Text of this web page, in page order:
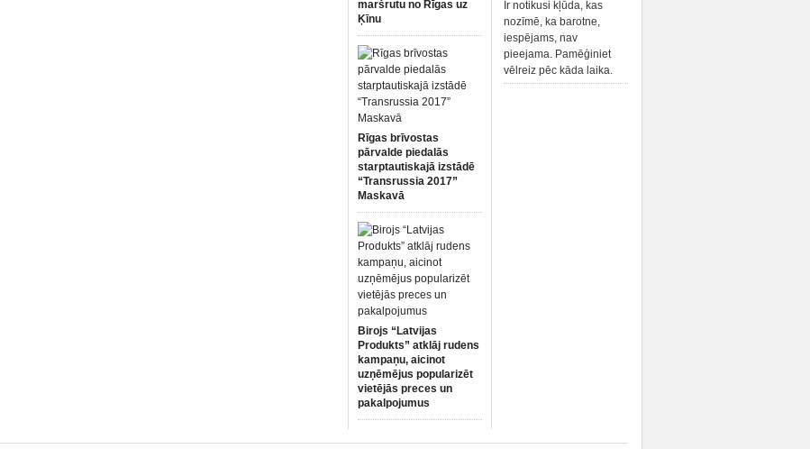
maršrutu no Rīgas uz
Ķīnu
Rīgas brīvostas
pārvalde piedalās
starptautiskajā izstādē
“Transrussia 2017”
Maskavā
Birojs “Latvijas
Produkts” atklāj rudens
kampaņu, aicinot
uzņēmējus popularizēt
vietējās preces un
pakalpojumus
Ir notikusi kļūda, kas
nozīmē, ka barotne,
iespējams, nav
pieejama. Pamēģiniet
vēlreiz pēc kāda laika.